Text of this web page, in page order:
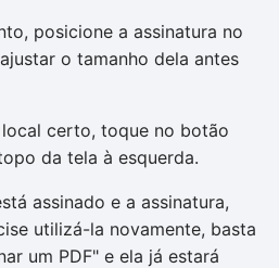
posicione a assinatura no
o tamanho dela antes
certo, toque no botão
da tela à esquerda.
assinado e a assinatura,
utilizá-la novamente, basta
um PDF" e ela já estará